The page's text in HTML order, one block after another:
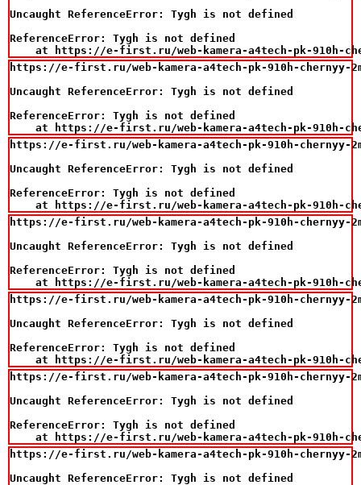
Uncaught ReferenceError: Tygh is not defined
ReferenceError: Tygh is not defined
at https://e-first.ru/web-kamera-a4tech-pk-910h-
https://e-first.ru/web-kamera-a4tech-pk-910h-chernyy-
Uncaught ReferenceError: Tygh is not defined
ReferenceError: Tygh is not defined
at https://e-first.ru/web-kamera-a4tech-pk-910h-
https://e-first.ru/web-kamera-a4tech-pk-910h-chernyy-
Uncaught ReferenceError: Tygh is not defined
ReferenceError: Tygh is not defined
at https://e-first.ru/web-kamera-a4tech-pk-910h-
https://e-first.ru/web-kamera-a4tech-pk-910h-chernyy-
Uncaught ReferenceError: Tygh is not defined
ReferenceError: Tygh is not defined
at https://e-first.ru/web-kamera-a4tech-pk-910h-
https://e-first.ru/web-kamera-a4tech-pk-910h-chernyy-
Uncaught ReferenceError: Tygh is not defined
ReferenceError: Tygh is not defined
at https://e-first.ru/web-kamera-a4tech-pk-910h-
https://e-first.ru/web-kamera-a4tech-pk-910h-chernyy-
Uncaught ReferenceError: Tygh is not defined
ReferenceError: Tygh is not defined
at https://e-first.ru/web-kamera-a4tech-pk-910h-
https://e-first.ru/web-kamera-a4tech-pk-910h-chernyy-
Uncaught ReferenceError: Tygh is not defined